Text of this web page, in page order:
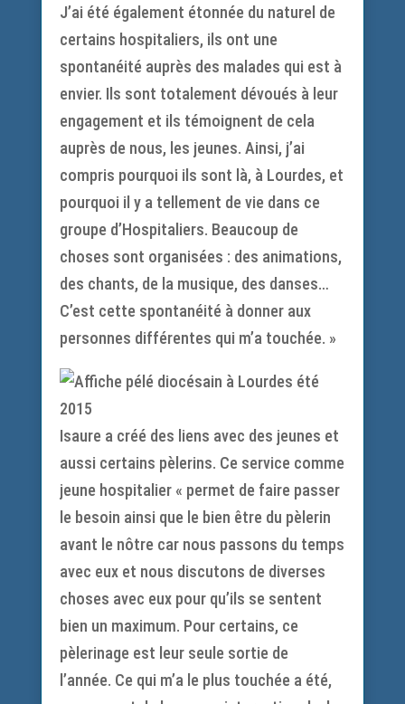
J’ai été également étonnée du naturel de
certains hospitaliers, ils ont une
spontanéité auprès des malades qui est à
envier. Ils sont totalement dévoués à leur
engagement et ils témoignent de cela
auprès de nous, les jeunes. Ainsi, j’ai
compris pourquoi ils sont là, à Lourdes, et
pourquoi il y a tellement de vie dans ce
groupe d’Hospitaliers. Beaucoup de
choses sont organisées : des animations,
des chants, de la musique, des danses…
C’est cette spontanéité à donner aux
personnes différentes qui m’a touchée. »
Isaure a créé des liens avec des jeunes et
aussi certains pèlerins. Ce service comme
jeune hospitalier « permet de faire passer
le besoin ainsi que le bien être du pèlerin
avant le nôtre car nous passons du temps
avec eux et nous discutons de diverses
choses avec eux pour qu’ils se sentent
bien un maximum. Pour certains, ce
pèlerinage est leur seule sortie de
l’année. Ce qui m’a le plus touchée a été,